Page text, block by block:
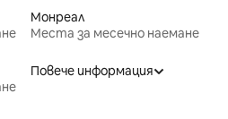
Монреал
Места за месечно наемане
Повече информация